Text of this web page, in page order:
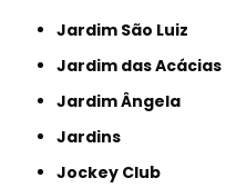
Jardim São Luiz
Jardim das Acácias
Jardim Ângela
Jardins
Jockey Club